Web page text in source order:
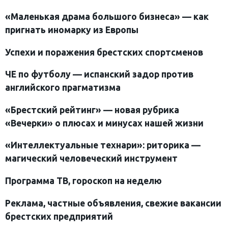
«Маленькая драма большого бизнеса» — как
пригнать иномарку из Европы
Успехи и поражения брестских спортсменов
ЧЕ по футболу — испанский задор против
английского прагматизма
«Брестский рейтинг» — новая рубрика
«Вечерки» о плюсах и минусах нашей жизни
«Интеллектуальные технари»: риторика —
магический человеческий инструмент
Программа ТВ, гороскоп на неделю
Реклама, частные объявления, свежие вакансии
брестских предприятий